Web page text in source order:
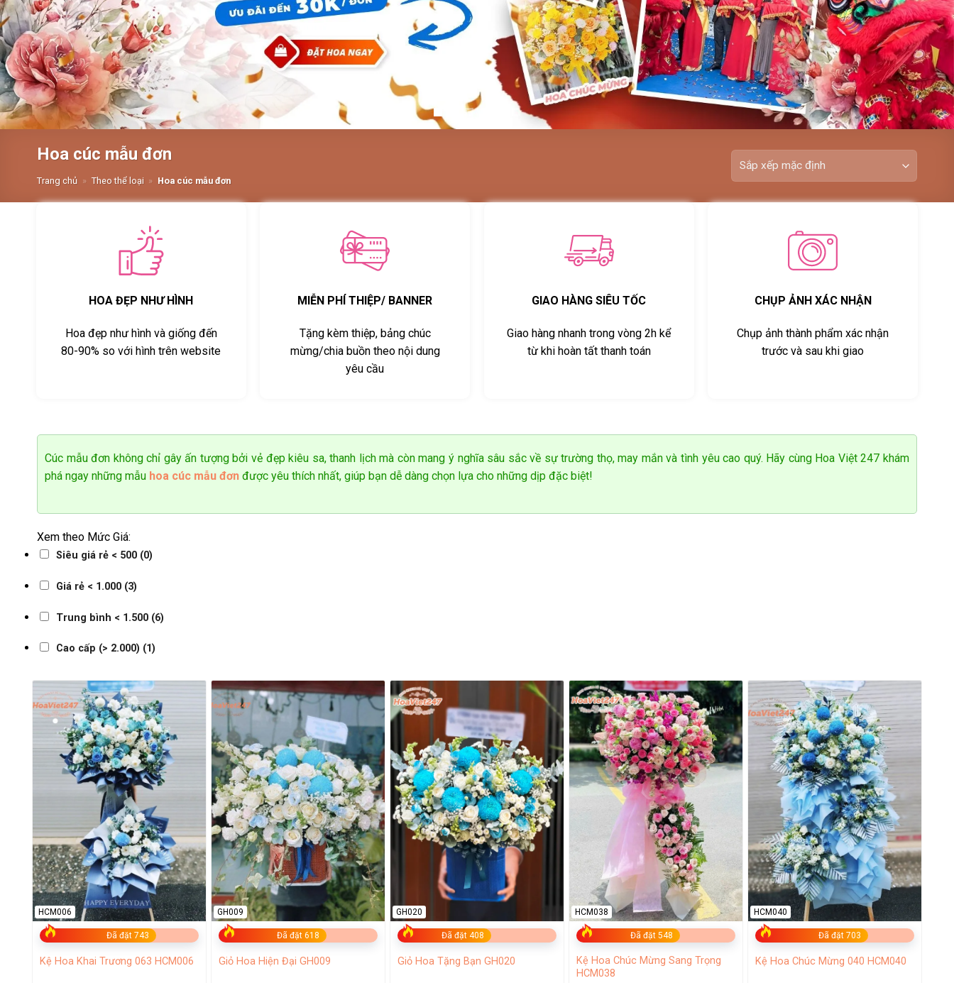
Hoa cúc mẫu đơn
Trang chủ » Theo thể loại » Hoa cúc mẫu đơn
HOA ĐẸP NHƯ HÌNH
Hoa đẹp như hình và giống đến
80-90% so với hình trên website
MIỄN PHÍ THIỆP/ BANNER
Tặng kèm thiệp, bảng chúc
mừng/chia buồn theo nội dung
yêu cầu
GIAO HÀNG SIÊU TỐC
Giao hàng nhanh trong vòng 2h kể
từ khi hoàn tất thanh toán
CHỤP ẢNH XÁC NHẬN
Chụp ảnh thành phẩm xác nhận
trước và sau khi giao
Cúc mẫu đơn không chỉ gây ấn tượng bởi vẻ đẹp kiêu sa, thanh lịch mà còn mang ý nghĩa sâu sắc về sự trường thọ, may mắn và tình yêu cao quý. Hãy cùng Hoa Việt 247 khám
phá ngay những mẫu hoa cúc mẫu đơn được yêu thích nhất, giúp bạn dễ dàng chọn lựa cho những dịp đặc biệt!
Xem theo Mức Giá:
Siêu giá rẻ < 500 (0)
Giá rẻ < 1.000 (3)
Trung bình < 1.500 (6)
Cao cấp (> 2.000) (1)
Đã đặt 743
HCM006
Kệ Hoa Khai Trương 063 HCM006
Đã đặt 618
GH009
Giỏ Hoa Hiện Đại GH009
Đã đặt 408
GH020
Giỏ Hoa Tặng Bạn GH020
Đã đặt 548
HCM038
Kệ Hoa Chúc Mừng Sang Trọng
HCM038
Đã đặt 703
HCM040
Kệ Hoa Chúc Mừng 040 HCM040